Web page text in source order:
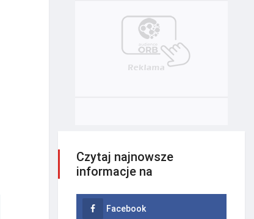
Czytaj najnowsze
informacje na
Facebook